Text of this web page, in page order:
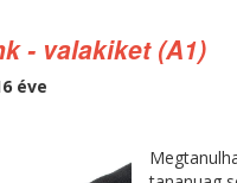
- valakiket (A1)
éve